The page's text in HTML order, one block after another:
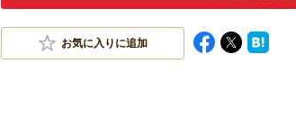
お気に入りに追加